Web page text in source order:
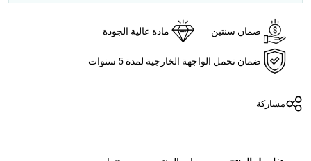
ضمان سنتين مادة عالية الجودة
ضمان تحمل الواجهة الخارجية لمدة 5 سنوات
مشاركة